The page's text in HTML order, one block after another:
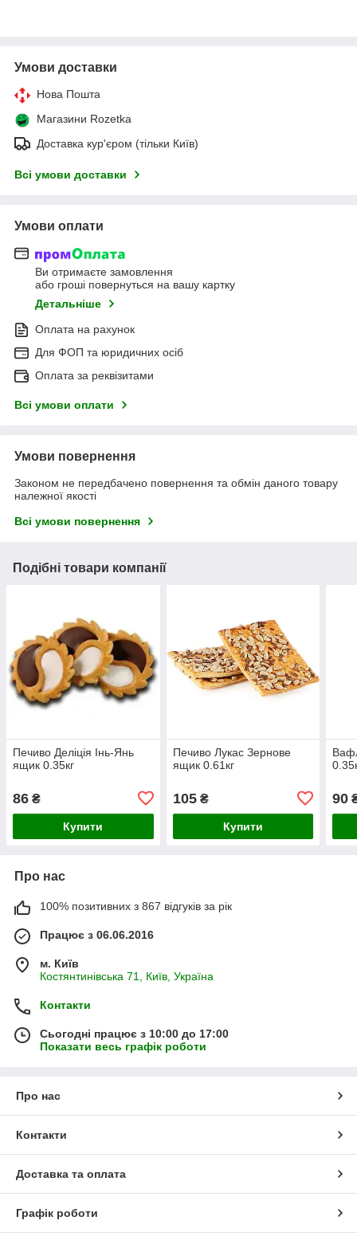
Умови доставки
Нова Пошта
Магазини Rozetka
Доставка кур'єром (тільки Київ)
Всі умови доставки
Умови оплати
Ви отримаєте замовлення
або гроші повернуться на вашу картку
Детальніше
Оплата на рахунок
Для ФОП та юридичних осіб
Оплата за реквізитами
Всі умови оплати
Умови повернення
Законом не передбачено повернення та обмін даного товару
належної якості
Всі умови повернення
Подібні товари компанії
Печиво Деліція Інь-Янь
ящик 0.35кг
86 ₴
Купити
Печиво Лукас Зернове
ящик 0.61кг
105₴
Купити
90
Про нас
100% позитивних з 867 відгуків за рік
Працює з 06.06.2016
м. Київ
Костянтинівська 71, Київ, Україна
Контакти
Сьогодні працює з 10:00 до 17:00
Показати весь графік роботи
Про нас
Контакти
Доставка та оплата
Графік роботи